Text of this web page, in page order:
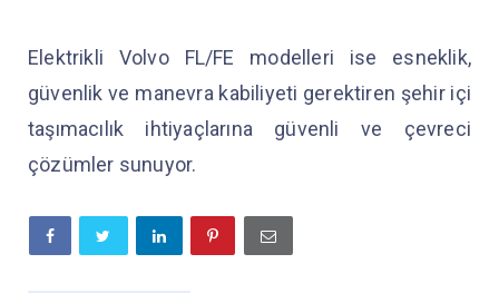
Elektrikli Volvo FL/FE modelleri ise esneklik,
güvenlik ve manevra kabiliyeti gerektiren şehir içi
taşımacılık ihtiyaçlarına güvenli ve çevreci
çözümler sunuyor.